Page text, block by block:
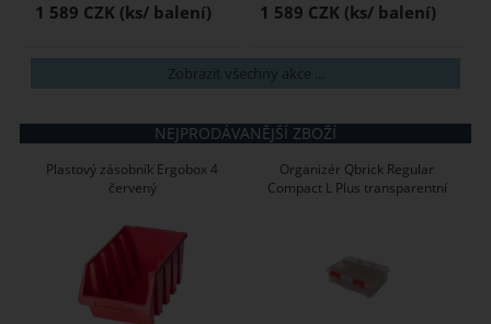
1 589 CZK 1 589 CZK
Zobrazit všechny akce ...
NEJPRODÁVANĚJŠÍ ZBOŽÍ
Plastový zásobník Ergobox 4
červený
Organizér Qbrick Regular
Compact L Plus transparentní